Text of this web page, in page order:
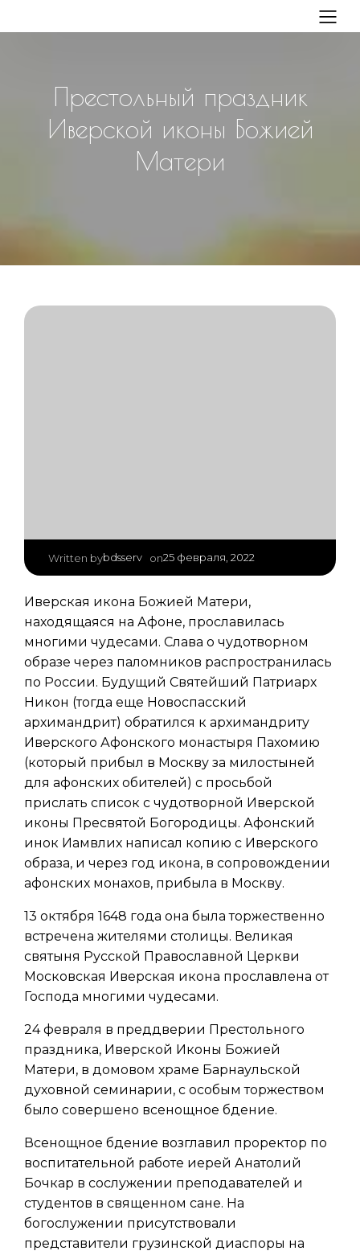
Престольный праздник
Иверской иконы Божией
Матери
Written bybdsserv on25 февраля, 2022
Иверская икона Божией Матери,
находящаяся на Афоне, прославилась
многими чудесами. Слава о чудотворном
образе через паломников распространилась
по России. Будущий Святейший Патриарх
Никон (тогда еще Новоспасский
архимандрит) обратился к архимандриту
Иверского Афонского монастыря Пахомию
(который прибыл в Москву за милостыней
для афонских обителей) с просьбой
прислать список с чудотворной Иверской
иконы Пресвятой Богородицы. Афонский
инок Иамвлих написал копию с Иверского
образа, и через год икона, в сопровождении
афонских монахов, прибыла в Москву.
13 октября 1648 года она была торжественно
встречена жителями столицы. Великая
святыня Русской Православной Церкви
Московская Иверская икона прославлена от
Господа многими чудесами.
24 февраля в преддверии Престольного
праздника, Иверской Иконы Божией
Матери, в домовом храме Барнаульской
духовной семинарии, с особым торжеством
было совершено всенощное бдение.
Всенощное бдение возглавил проректор по
воспитательной работе иерей Анатолий
Бочкар в сослужении преподавателей и
студентов в священном сане. На
богослужении присутствовали
представители грузинской диаспоры на